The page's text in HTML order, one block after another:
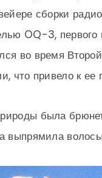
сборки
OQ-3,
во время
что привело к ее
была
выпрямила